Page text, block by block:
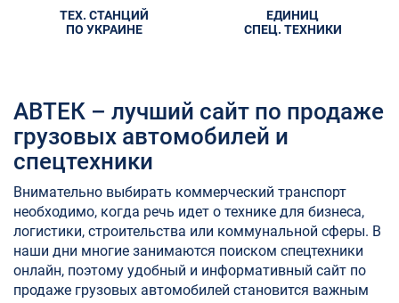
ТЕХ. СТАНЦИЙ
ПО УКРАИНЕ
ЕДИНИЦ
СПЕЦ. ТЕХНИКИ
АВТЕК – лучший сайт по продаже
грузовых автомобилей и
спецтехники
Внимательно выбирать коммерческий транспорт
необходимо, когда речь идет о технике для бизнеса,
логистики, строительства или коммунальной сферы. В
наши дни многие занимаются поиском спецтехники
онлайн, поэтому удобный и информативный сайт по
продаже грузовых автомобилей становится важным